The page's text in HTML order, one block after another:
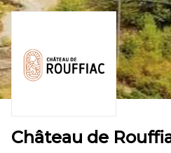
Château de